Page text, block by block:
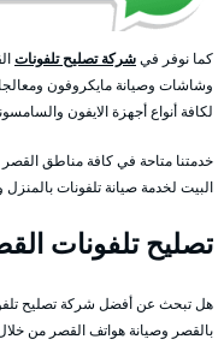
كما نوفر فيشركة تصليح تلفونات
وشاشات وصيانة مايكروفون
لكافة أنواع أجهزة الايفون
خدمتنا متاحة في كافة مناطق
البيت لخدمة صيانة تلفونات
تصليح تلفونات
هل تبحث عن أفضل شركة تصليح
بالقصر وصيانة هواتف القصر من